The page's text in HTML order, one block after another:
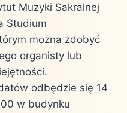
Muzyki Sakralnej
Studium
można zdobyć
organisty lub
odbędzie się 14
w budynku